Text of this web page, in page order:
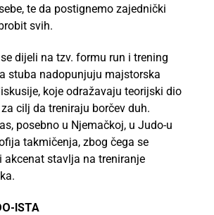
te da postignemo zajednički
svih.
dijeli na tzv. formu run i trening
stuba nadopunjuju majstorska
koje odražavaju teorijski dio
cilj da treniraju borčev duh.
posebno u Njemačkoj, u Judo-u
takmičenja, zbog čega se
akcenat stavlja na treniranje
ISTA